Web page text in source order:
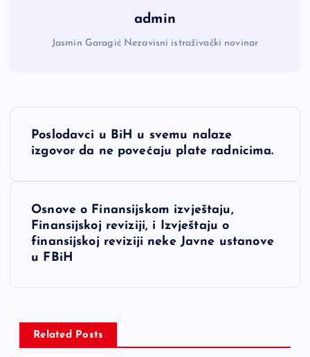
admin
Jasmin Garagić Nezavisni istraživački novinar
N
c
Poslodavci u BiH u svemu nalaze
izgovor da ne povećaju plate radnicima.
Osnove o Finansijskom izvještaju,
Finansijskoj reviziji, i Izvještaju o
finansijskoj reviziji neke Javne ustanove
u FBiH
Related Posts